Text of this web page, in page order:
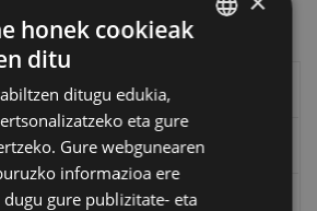
honek cookieak
ditu
ditugu edukia,
eta gure
Gure webgunearen
informazioa ere
dugu gure publizitate- eta